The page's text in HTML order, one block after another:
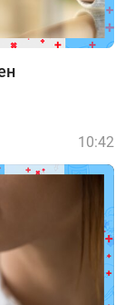
10:42